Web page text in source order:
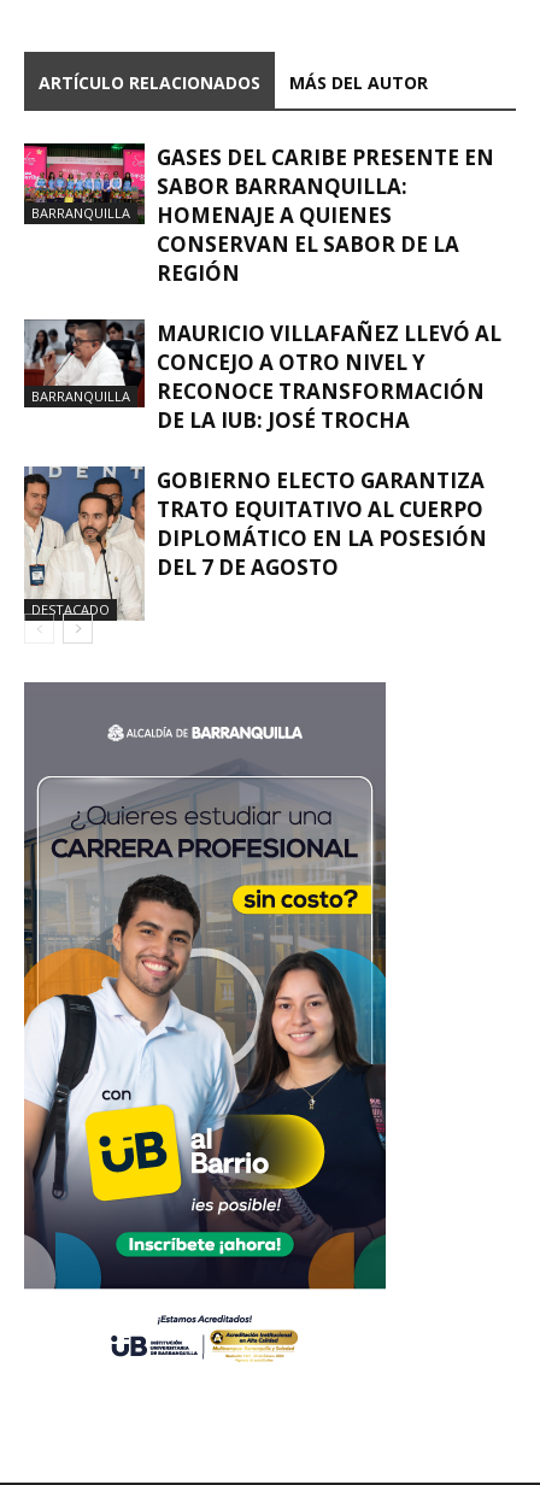
ARTÍCULO RELACIONADOS MÁS DEL AUTOR
BARRANQUILLA
GASES DEL CARIBE PRESENTE EN
SABOR BARRANQUILLA:
HOMENAJE A QUIENES
CONSERVAN EL SABOR DE LA
REGIÓN
BARRANQUILLA
MAURICIO VILLAFAÑEZ LLEVÓ AL
CONCEJO A OTRO NIVEL Y
RECONOCE TRANSFORMACIÓN
DE LA IUB: JOSÉ TROCHA
DESTACADO
GOBIERNO ELECTO GARANTIZA
TRATO EQUITATIVO AL CUERPO
DIPLOMÁTICO EN LA POSESIÓN
DEL 7 DE AGOSTO